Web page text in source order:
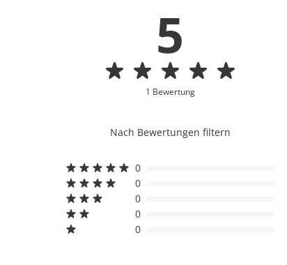
5
1 Bewertung
Nach Bewertungen filtern
0
0
0
0
0